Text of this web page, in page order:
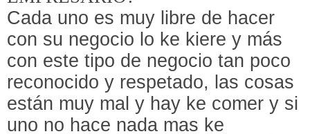
Cada uno es muy libre de hacer
con su negocio lo ke kiere y más
con este tipo de negocio tan poco
reconocido y respetado, las cosas
están muy mal y hay ke comer y si
uno no hace nada mas ke